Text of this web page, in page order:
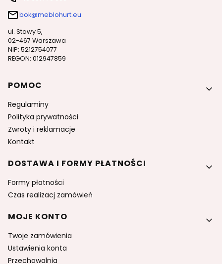
bok@meblohurt.eu
ul. Stawy 5,
02-467 Warszawa
NIP: 5212754077
REGON: 012947859
Linki w stopce
POMOC
Regulaminy
Polityka prywatności
Zwroty i reklamacje
Kontakt
DOSTAWA I FORMY PŁATNOŚCI
Formy płatności
Czas realizacj zamówień
MOJE KONTO
Twoje zamówienia
Ustawienia konta
Przechowalnia